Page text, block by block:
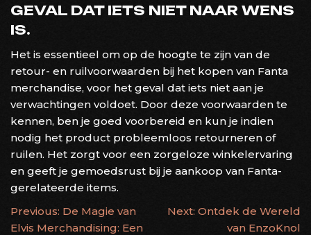
GEVAL DAT IETS NIET NAAR WENS
IS.
Het is essentieel om op de hoogte te zijn van de
retour- en ruilvoorwaarden bij het kopen van Fanta
merchandise, voor het geval dat iets niet aan je
verwachtingen voldoet. Door deze voorwaarden te
kennen, ben je goed voorbereid en kun je indien
nodig het product probleemloos retourneren of
ruilen. Het zorgt voor een zorgeloze winkelervaring
en geeft je gemoedsrust bij je aankoop van Fanta-
gerelateerde items.
BERICHTNAVIGATIE
Previous: De Magie van
Elvis Merchandising: Een
Next: Ontdek de Wereld
van EnzoKnol